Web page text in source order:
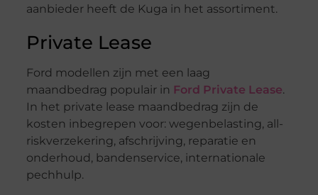
aanbieder heeft de Kuga in het assortiment.
Private Lease
Ford modellen zijn met een laag
maandbedrag populair in Ford Private Lease.
In het private lease maandbedrag zijn de
kosten inbegrepen voor: wegenbelasting, all-
riskverzekering, afschrijving, reparatie en
onderhoud, bandenservice, internationale
pechhulp.